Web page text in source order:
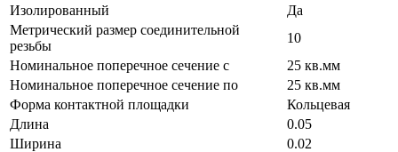
Изолированный
Да
Метрический размер соединительной
резьбы
10
Номинальное поперечное сечение с
25 кв.мм
Номинальное поперечное сечение по
25 кв.мм
Форма контактной площадки
Кольцевая
Длина
0.05
Ширина
0.02